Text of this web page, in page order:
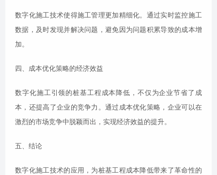
数字化施工技术使得施工管理更加精细化。通过实时监控施工
数据，及时发现并解决问题，避免因为问题积累导致的成本增
加。
四、成本优化策略的经济效益
数字化施工引领的桩基工程成本降低，不仅为企业节省了成
本，还提高了企业的竞争力。通过成本优化策略，企业可以在
激烈的市场竞争中脱颖而出，实现经济效益的提升。
五、结论
数字化施工技术的应用，为桩基工程成本降低带来了革命性的